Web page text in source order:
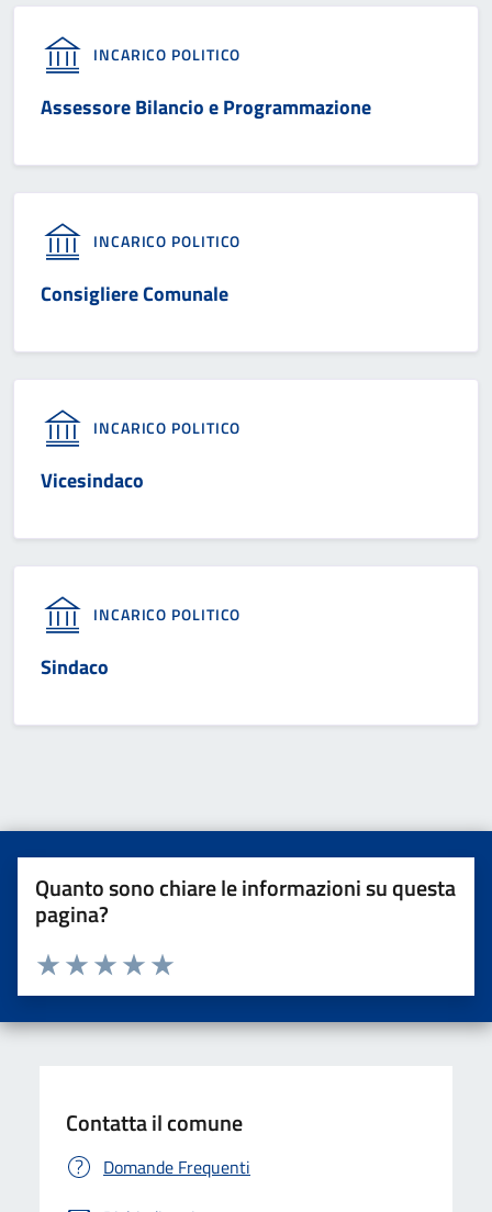
INCARICO POLITICO
Assessore Bilancio e Programmazione
INCARICO POLITICO
Consigliere Comunale
INCARICO POLITICO
Vicesindaco
INCARICO POLITICO
Sindaco
Quanto sono chiare le informazioni su questa
pagina?
Valuta da 1 a 5 stelle la pagina
Valuta 5 stelle su 5
Valuta 4 stelle su 5
Valuta 3 stelle su 5
Valuta 2 stelle su 5
Valuta una stella su 5
Contatta il comune
Domande Frequenti